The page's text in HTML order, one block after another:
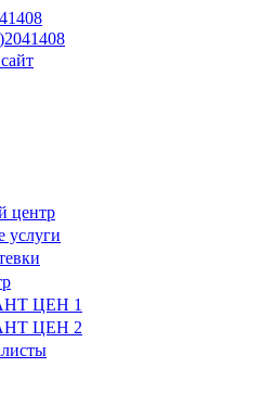
центр
услуги
ЦЕН 1
ЦЕН 2